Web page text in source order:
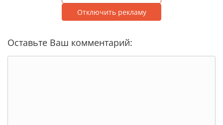
Отключить рекламу
Оставьте Ваш комментарий: